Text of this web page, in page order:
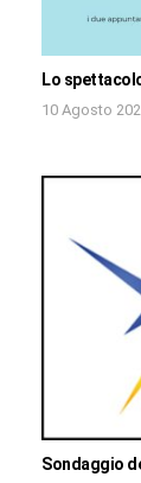
Lo
10 Agosto
Sondaggio